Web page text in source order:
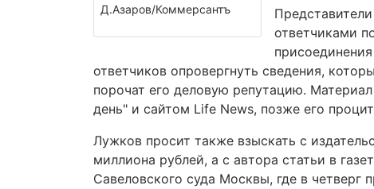
Д.Азаров/Коммерсантъ
ответчиками
ответчиков опровергнуть сведения,
порочат его деловую репутацию.
день" и сайтом Life News, позже его
Лужков просит также взыскать с
миллиона рублей, а с автора статьи в
Савеловского суда Москвы, где в четверг